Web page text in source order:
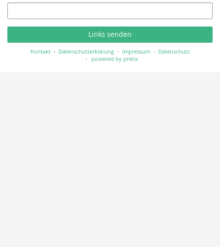
E-
Mail
Links senden
Kontakt Datenschutzerklärung Impressum
Datenschutz
powered by pretix